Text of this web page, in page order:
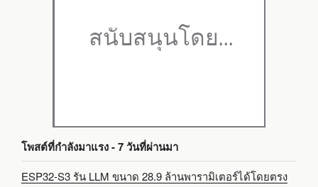
โพสต์ที่กำลังมาแรง - 7 วันที่ผ่านมา
ESP32-S3 รัน LLM ขนาด 28.9 ล้านพารามิเตอร์ได้โดยตรง